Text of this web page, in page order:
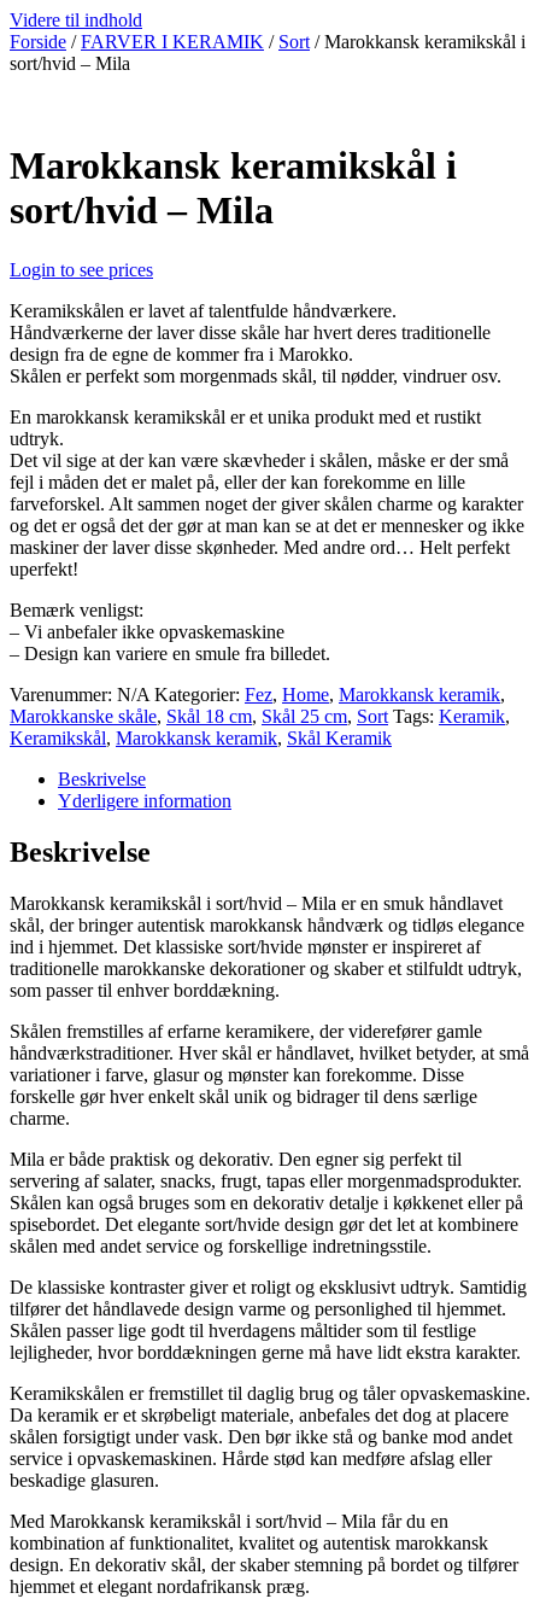
Videre til indhold
Forside /FARVER I KERAMIK / Sort / Marokkansk keramikskål i
sort/hvid – Mila
Marokkansk keramikskål i
sort/hvid – Mila
Login to see prices
Keramikskålen er lavet af talentfulde håndværkere.
Håndværkerne der laver disse skåle har hvert deres traditionelle
design fra de egne de kommer fra i Marokko.
Skålen er perfekt som morgenmads skål, til nødder, vindruer osv.
En marokkansk keramikskål er et unika produkt med et rustikt
udtryk.
Det vil sige at der kan være skævheder i skålen, måske er der små
fejl i måden det er malet på, eller der kan forekomme en lille
farveforskel. Alt sammen noget der giver skålen charme og karakter
og det er også det der gør at man kan se at det er mennesker og ikke
maskiner der laver disse skønheder. Med andre ord… Helt perfekt
uperfekt!
Bemærk venligst:
– Vi anbefaler ikke opvaskemaskine
– Design kan variere en smule fra billedet.
Varenummer: N/A Kategorier: Fez, Home, Marokkansk keramik,
Marokkanske skåle, Skål 18 cm, Skål 25 cm, Sort Tags: Keramik,
Keramikskål, Marokkansk keramik, Skål Keramik
Beskrivelse
Yderligere information
Beskrivelse
Marokkansk keramikskål i sort/hvid – Mila er en smuk håndlavet
skål, der bringer autentisk marokkansk håndværk og tidløs elegance
ind i hjemmet. Det klassiske sort/hvide mønster er inspireret af
traditionelle marokkanske dekorationer og skaber et stilfuldt udtryk,
som passer til enhver borddækning.
Skålen fremstilles af erfarne keramikere, der viderefører gamle
håndværkstraditioner. Hver skål er håndlavet, hvilket betyder, at små
variationer i farve, glasur og mønster kan forekomme. Disse
forskelle gør hver enkelt skål unik og bidrager til dens særlige
charme.
Mila er både praktisk og dekorativ. Den egner sig perfekt til
servering af salater, snacks, frugt, tapas eller morgenmadsprodukter.
Skålen kan også bruges som en dekorativ detalje i køkkenet eller på
spisebordet. Det elegante sort/hvide design gør det let at kombinere
skålen med andet service og forskellige indretningsstile.
De klassiske kontraster giver et roligt og eksklusivt udtryk. Samtidig
tilfører det håndlavede design varme og personlighed til hjemmet.
Skålen passer lige godt til hverdagens måltider som til festlige
lejligheder, hvor borddækningen gerne må have lidt ekstra karakter.
Keramikskålen er fremstillet til daglig brug og tåler opvaskemaskine.
Da keramik er et skrøbeligt materiale, anbefales det dog at placere
skålen forsigtigt under vask. Den bør ikke stå og banke mod andet
service i opvaskemaskinen. Hårde stød kan medføre afslag eller
beskadige glasuren.
Med Marokkansk keramikskål i sort/hvid – Mila får du en
kombination af funktionalitet, kvalitet og autentisk marokkansk
design. En dekorativ skål, der skaber stemning på bordet og tilfører
hjemmet et elegant nordafrikansk præg.